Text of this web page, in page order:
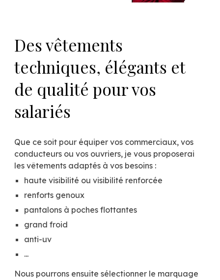
Des vêtements
techniques, élégants et
de qualité pour vos
salariés
Que ce soit pour équiper vos commerciaux, vos
conducteurs ou vos ouvriers, je vous proposerai
les vêtements adaptés à vos besoins :
haute visibilité ou visibilité renforcée
renforts genoux
pantalons à poches flottantes
grand froid
anti-uv
...
Nous pourrons ensuite sélectionner le marquage